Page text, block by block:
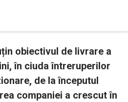
obiectivul de livrare a
în ciuda întreruperilor
de la începutul
companiei a crescut în